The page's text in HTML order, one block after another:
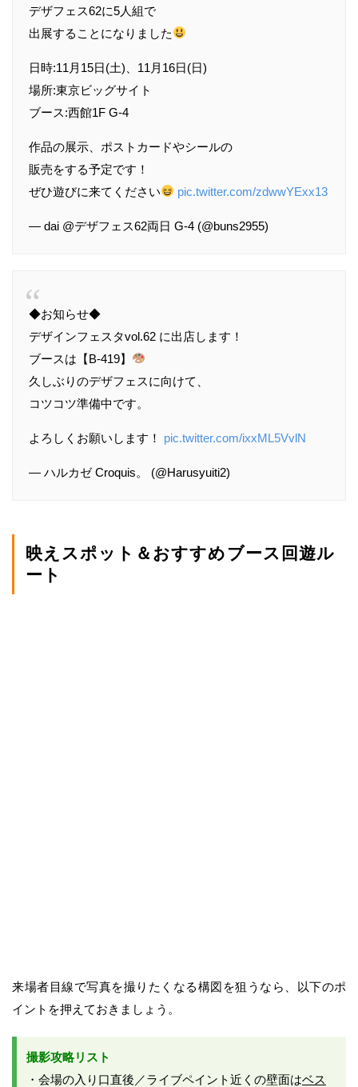
デザフェス62に5人組で
出展することになりました
日時:11月15日(土)、11月16日(日)
場所:東京ビッグサイト
ブース:西館1F G-4
作品の展示、ポストカードやシールの
販売をする予定です！
ぜひ遊びに来てください
pic.twitter.com/zdwwYExx13
— dai @デザフェス62両日 G-4 (@buns2955)
◆お知らせ◆
デザインフェスタvol.62 に出店します！
ブースは【B-419】
久しぶりのデザフェスに向けて、
コツコツ準備中です。
よろしくお願いします！ pic.twitter.com/ixxML5VvlN
— ハルカゼ Croquis。 (@Harusyuiti2)
映えスポット＆おすすめブース回遊ル
ート
来場者目線で写真を撮りたくなる構図を狙うなら、以下のポ
イントを押えておきましょう。
撮影攻略リスト
・会場の入り口直後／ライブペイント近くの壁面はベス